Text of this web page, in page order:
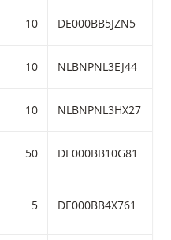
10 DE000BB5JZN5
10 NLBNPNL3EJ44
10 NLBNPNL3HX27
50 DE000BB10G81
5 DE000BB4X761